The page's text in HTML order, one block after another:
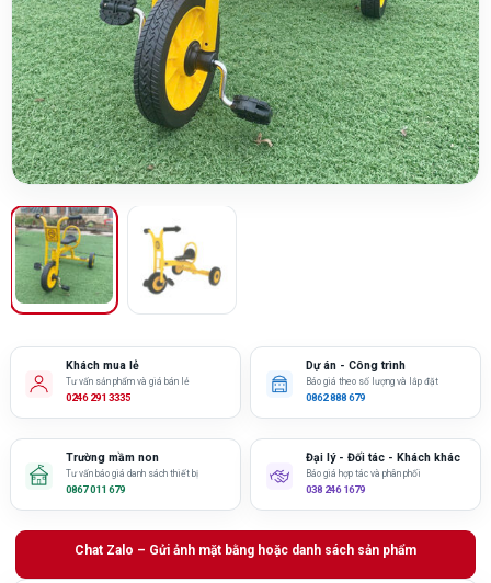
Khách mua lẻ
Tư vấn sản phẩm và giá bán lẻ
0246 291 3335
Dự án - Công trình
Báo giá theo số lượng và lắp đặt
0862 888 679
Trường mầm non
Tư vấn báo giá danh sách thiết bị
0867 011 679
Đại lý - Đối tác - Khách khác
Báo giá hợp tác và phân phối
038 246 1679
Chat Zalo – Gửi ảnh mặt bằng hoặc danh sách sản phẩm